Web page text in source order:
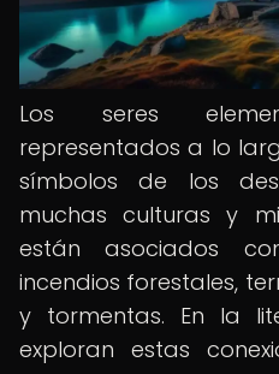
Los seres
representados a lo
símbolos de los
muchas culturas y
están asociados
incendios forestales,
y tormentas. En la
exploran estas